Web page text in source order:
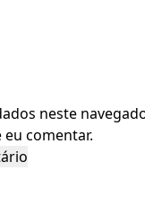
neste
comentar.